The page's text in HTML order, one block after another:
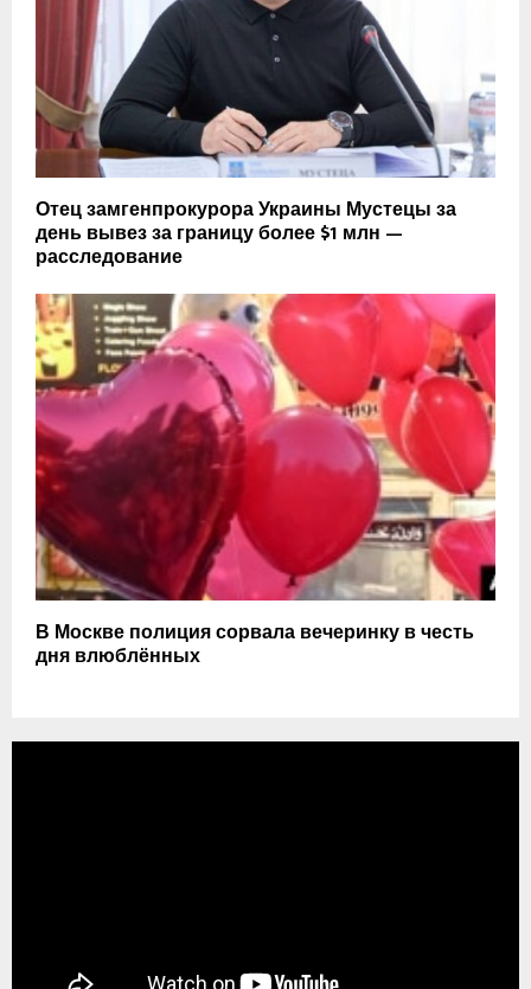
Отец замгенпрокурора Украины Мустецы за
день вывез за границу более $1 млн —
расследование
В Москве полиция сорвала вечеринку в честь
дня влюблённых